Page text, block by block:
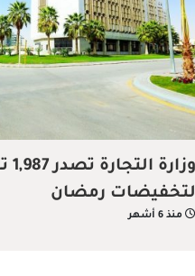
لتخفيضات رمضان
منذ 6 أشهر